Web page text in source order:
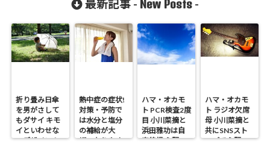
最新記事 - New Posts -
折り畳み日傘
を男がさして
もダサイ キモ
イといわせな
いデザイン！
熱中症の症状!
対策・予防で
は水分と塩分
の補給が大
切・なりやす
ハマ・オカモ
ト PCR検査2度
目 小川菜摘と
浜田雅功は自
宅待機 心配の
ハマ・オカモ
ト ラジオ欠席
母 小川菜摘と
共にSNSスト
ップで心配の